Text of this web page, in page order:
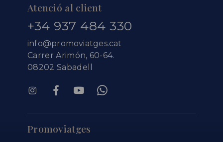
Atenció al client
+34 937 484 330
info@promoviatges.cat
Carrer Arimón, 60-64.
08202 Sabadell
Promoviatges